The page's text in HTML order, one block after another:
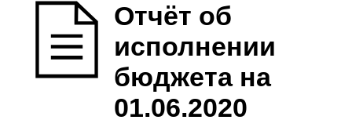
Отчёт об
исполнении
бюджета на
01.06.2020